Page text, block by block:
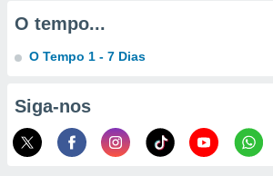
O tempo...
O Tempo 1 - 7 Dias
Siga-nos